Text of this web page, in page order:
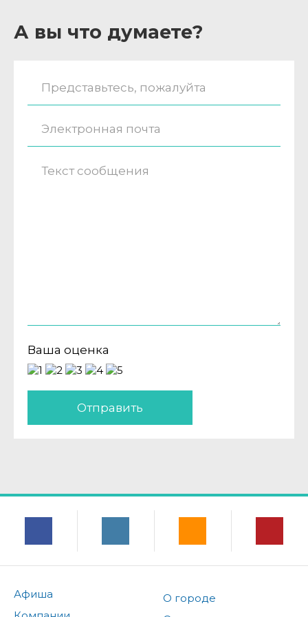
А вы что думаете?
Ваша оценка
Отправить
Афиша
О городе